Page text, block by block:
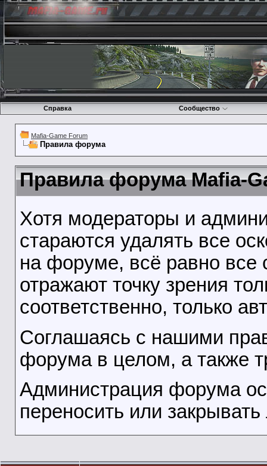
Справка Сообщество
Mafia-Game Forum
Правила форума
Правила форума Mafia-
Хотя модераторы и
стараются удалять все
на форуме, всё равно
отражают точку зрения
соответственно, только
Соглашаясь с нашими
форума в целом, а также
Администрация форума
переносить или